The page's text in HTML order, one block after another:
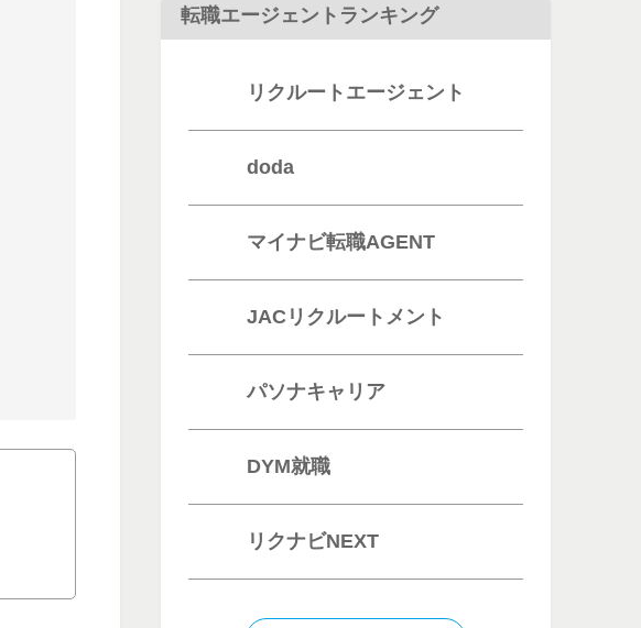
転職エージェントランキング
リクルートエージェント
doda
マイナビ転職AGENT
JACリクルートメント
パソナキャリア
DYM就職
リクナビNEXT